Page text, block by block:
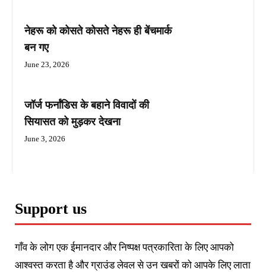
नेहरू को कोसते कोसते नेहरू ही बेंचमार्क
बन गए
June 23, 2026
जॉर्ज फर्नांडिस के बहाने विवादों की
सियासत को मुड़कर देखना
June 3, 2026
Support us
गाँव के लोग एक ईमानदार और निष्पक्ष पत्रकारिता के लिए आपको
आश्वस्त करता है और ग्राउंड लेवल से उन खबरों को आपके लिए लाता